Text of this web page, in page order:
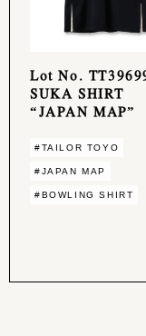
Lot No.
SUKA SHIRT
“JAPAN MAP”
#TAILOR TOYO
#JAPAN MAP
#BOWLING SHIRT